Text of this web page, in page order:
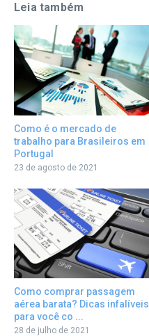
Leia também
Como é o mercado de
trabalho para Brasileiros em
Portugal
23 de agosto de 2021
Como comprar passagem
aérea barata? Dicas infalíveis
para você co ...
28 de julho de 2021